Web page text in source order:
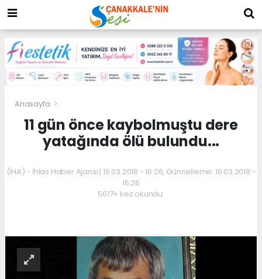
Anasayfa
11 gün önce kaybolmuştu dere
yatağında ölü bulundu...
(İHA) - İhlas Haber Ajansı | 16.03.2018 - 16:26, Güncelleme: 16.03.2018 -
16:26
5617+ kez okundu.